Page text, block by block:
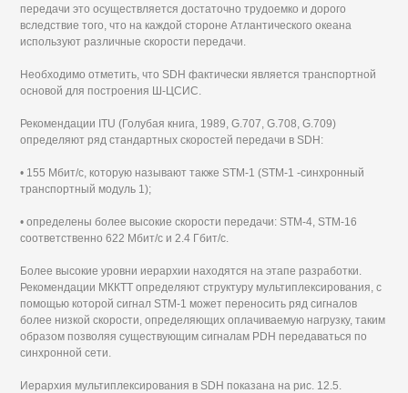
передачи это осуществляется достаточно трудоемко и дорого
вследствие того, что на каждой стороне Атлантического океана
используют различные скорости передачи.
Необходимо отметить, что SDH фактически является транспортной
основой для построения Ш-ЦСИС.
Рекомендации ITU (Голубая книга, 1989, G.707, G.708, G.709)
определяют ряд стандартных скоростей передачи в SDH:
• 155 Мбит/с, которую называют также STM-1 (STM-1 -синхронный
транспортный модуль 1);
• определены более высокие скорости передачи: STM-4, STM-16
соответственно 622 Мбит/с и 2.4 Гбит/с.
Более высокие уровни иерархии находятся на этапе разработки.
Рекомендации МККТТ определяют структуру мультиплексирования, с
помощью которой сигнал STM-1 может переносить ряд сигналов
более низкой скорости, определяющих оплачиваемую нагрузку, таким
образом позволяя существующим сигналам PDH передаваться по
синхронной сети.
Иерархия мультиплексирования в SDH показана на рис. 12.5.